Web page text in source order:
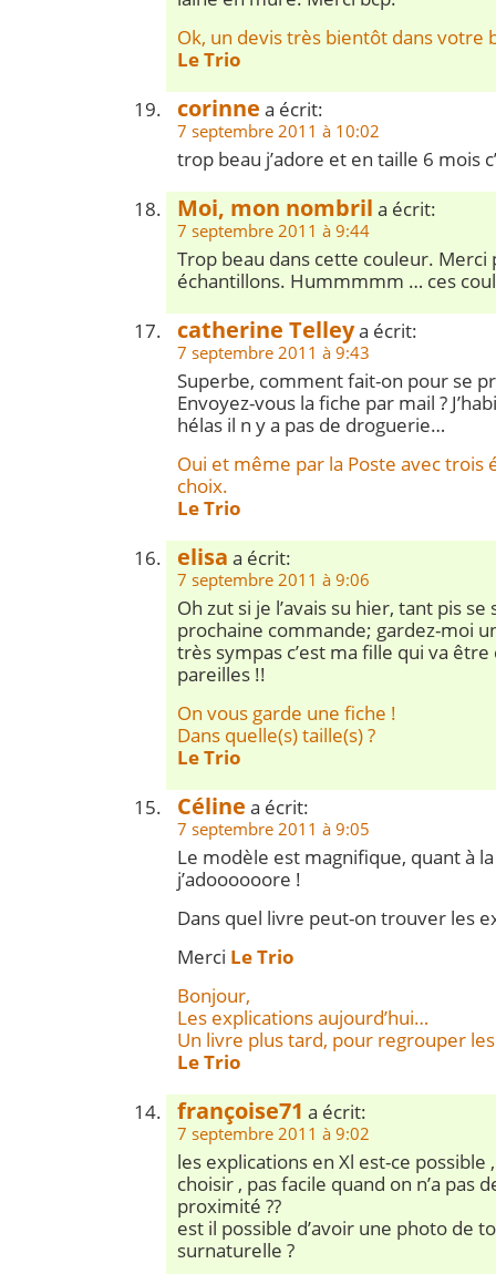
Ok, un devis très bientôt dans votre
Le Trio
corinne a écrit:
7 septembre 2011 à 10:02
trop beau j’adore et en taille 6 mois
Moi, mon nombril a écrit:
7 septembre 2011 à 9:44
Trop beau dans cette couleur. Merci
échantillons. Hummmmm … ces
catherine Telleya écrit:
7 septembre 2011 à 9:43
Superbe, comment fait-on pour se
Envoyez-vous la fiche par mail ?
hélas il n y a pas de droguerie…
Oui et même par la Poste avec trois
choix.
Le Trio
elisa a écrit:
7 septembre 2011 à 9:06
Oh zut si je l’avais su hier, tant pis
prochaine commande; gardez-moi
très sympas c’est ma fille qui va
pareilles !!
On vous garde une fiche !
Dans quelle(s) taille(s) ?
Le Trio
Céline a écrit:
7 septembre 2011 à 9:05
Le modèle est magnifique, quant à
j’adoooooore !
Dans quel livre peut-on trouver les
Merci Le Trio
Bonjour,
Les explications aujourd’hui…
Un livre plus tard, pour regrouper
Le Trio
françoise71 a écrit:
7 septembre 2011 à 9:02
les explications en Xl est-ce
choisir , pas facile quand on n’a pas
proximité ??
est il possible d’avoir une photo de
surnaturelle ?